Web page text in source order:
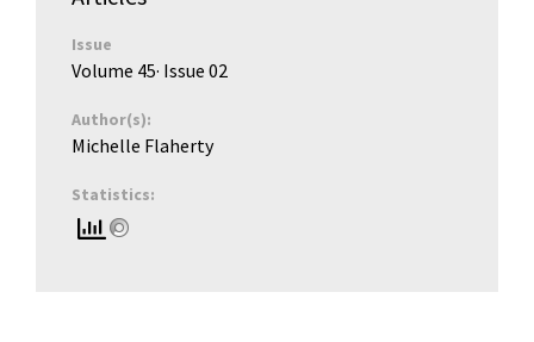
Issue
Volume 45· Issue 02
Author(s):
Michelle Flaherty
Statistics: